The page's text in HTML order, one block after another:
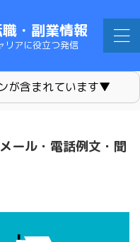
・副業情報
リアに役立つ発信
が含まれています▼
ール・電話例文・聞